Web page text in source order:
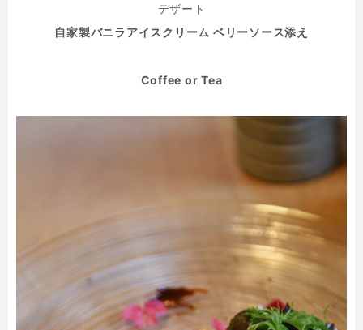
デザート
自家製バニラアイスクリーム ベリーソース添え
Coffee or Tea